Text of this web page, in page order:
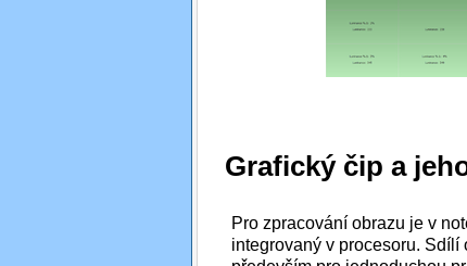
Grafický čip a
Pro zpracování obrazu je v
integrovaný v procesoru.